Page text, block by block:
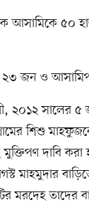
আসামিকে ৫০
২৩ জন ও
২০১২ সালের ৫
শিশু
দাবি
মাহমুদার
মরদেহ তাদের